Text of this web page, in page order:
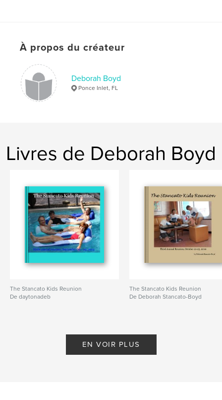
À propos du créateur
Deborah Boyd
Ponce Inlet, FL
Livres de Deborah Boyd
The Stancato Kids Reunion
De daytonadeb
The Stancato Kids Reunion
De Deborah Stancato-Boyd
EN VOIR PLUS